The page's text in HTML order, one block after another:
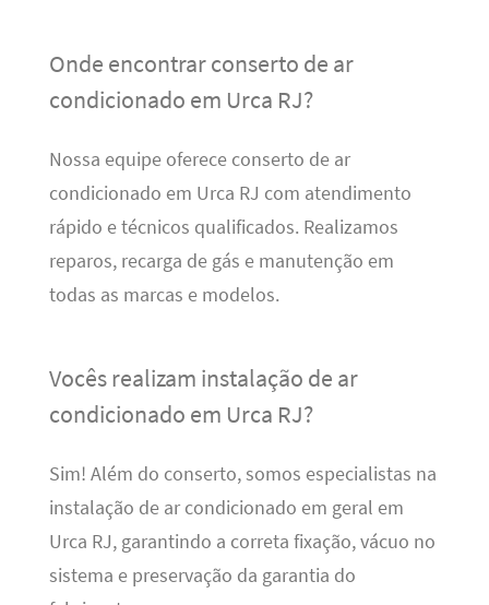
Onde encontrar conserto de ar
condicionado em Urca RJ?
Nossa equipe oferece conserto de ar
condicionado em Urca RJ com atendimento
rápido e técnicos qualificados. Realizamos
reparos, recarga de gás e manutenção em
todas as marcas e modelos.
Vocês realizam instalação de ar
condicionado em Urca RJ?
Sim! Além do conserto, somos especialistas na
instalação de ar condicionado em geral em
Urca RJ, garantindo a correta fixação, vácuo no
sistema e preservação da garantia do